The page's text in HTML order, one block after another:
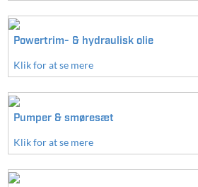
Powertrim- & hydraulisk olie
Klik for at se mere
Pumper & smøresæt
Klik for at se mere